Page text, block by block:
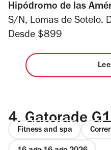
Hipódromo de las
S/N, Lomas de Sotelo.
Desde $899
4. Gatorade
Fitness and spa Correr